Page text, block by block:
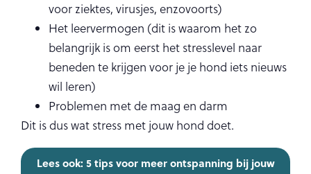
voor ziektes, virusjes, enzovoorts)
Het leervermogen (dit is waarom het zo
belangrijk is om eerst het stresslevel naar
beneden te krijgen voor je je hond iets nieuws
wil leren)
Problemen met de maag en darm
Dit is dus wat stress met jouw hond doet.
Lees ook: 5 tips voor meer ontspanning bij jouw